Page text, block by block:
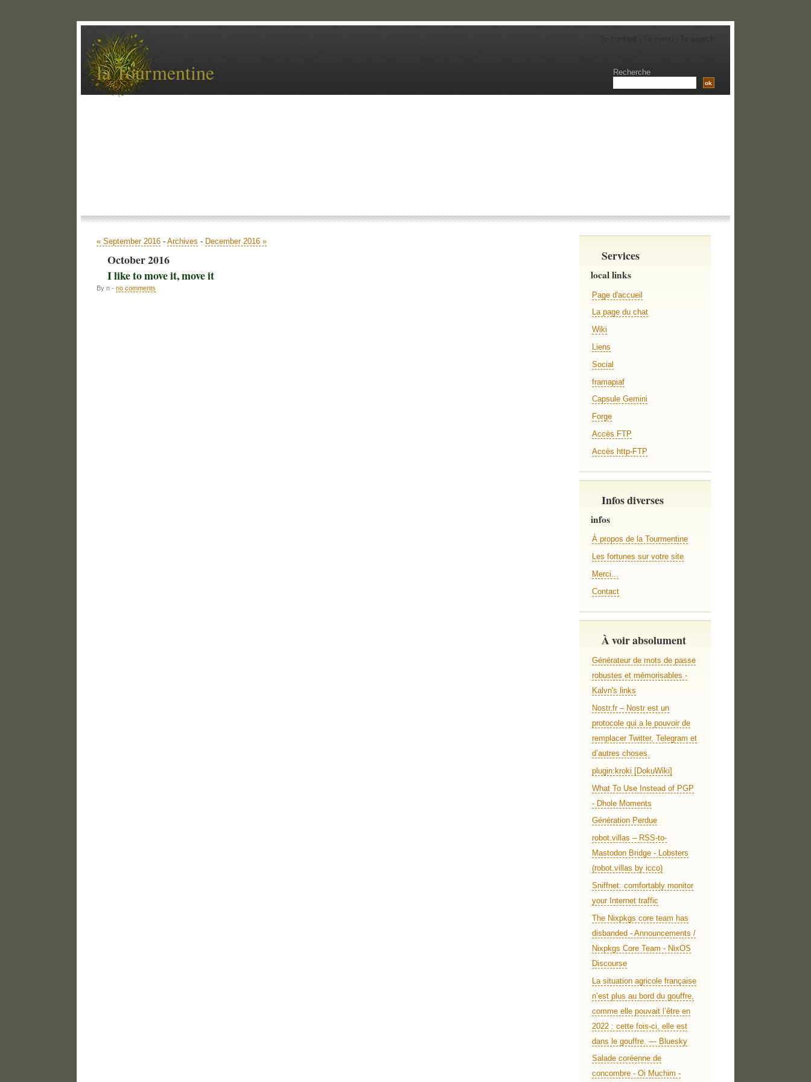
la Tourmentine Recherche
« September 2016 - Archives - December 2016 »
October 2016
I like to move it, move it
By n - no comments
Services
local links
Page d'accueil
La page du chat
Wiki
Liens
Social
framapiaf
Capsule Gemini
Forge
Accès FTP
Accès http-FTP
Infos diverses
infos
À propos de la Tourmentine
Les fortunes sur votre site
Merci...
Contact
À voir absolument
Générateur de mots de passe
robustes et mémorisables -
Kalvn's links
Nostr.fr – Nostr est un
protocole qui a le pouvoir de
remplacer Twitter, Telegram et
d’autres choses.
plugin:kroki [DokuWiki]
What To Use Instead of PGP
- Dhole Moments
Génération Perdue
robot.villas – RSS-to-
Mastodon Bridge - Lobsters
(robot.villas by icco)
Sniffnet: comfortably monitor
your Internet traffic
The Nixpkgs core team has
disbanded - Announcements /
Nixpkgs Core Team - NixOS
Discourse
La situation agricole française
n’est plus au bord du gouffre,
comme elle pouvait l’être en
2022 : cette fois-ci, elle est
dans le gouffre. — Bluesky
Salade coréenne de
concombre - Oi Muchim -